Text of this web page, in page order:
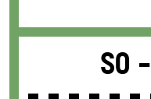
So -